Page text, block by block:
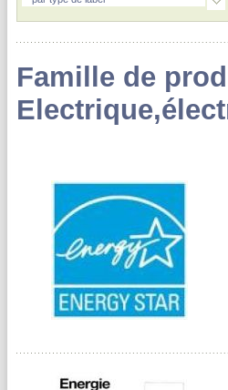
Famille de